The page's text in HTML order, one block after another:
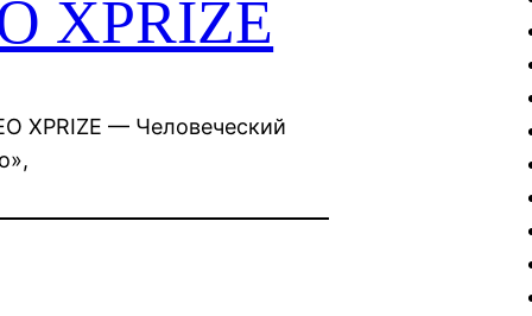
XPRIZE
XPRIZE — Человеческий